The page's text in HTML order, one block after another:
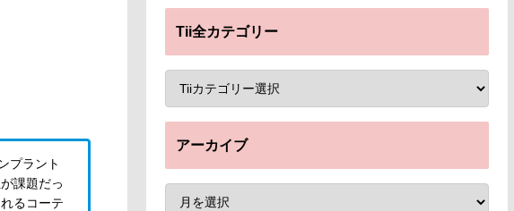
プラント
課題だっ
るコーテ
Tii全カテゴリー
アーカイブ